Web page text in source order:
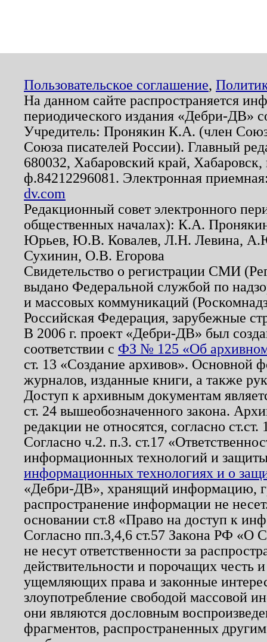
Пользовательское соглашение,
На данном сайте распространяется
периодического издания «Дебри-ДВ»
Учредитель: Пронякин К.А. (член
Союза писателей России). Главный
680032, Хабаровский край,
ф.84212296081. Электронная
dv.com
Редакционный совет электронного
общественных началах): К.А.
Юрьев, Ю.В. Ковалев, Л.Н. Левина,
Сухинин, О.В. Егорова
Свидетельство о регистрации СМИ
выдано Федеральной службой по
и массовых коммуникаций
Российская Федерация, зарубежные
В 2006 г. проект «Дебри-ДВ» был
соответствии с ФЗ № 125 «Об
ст. 13 «Создание архивов». Основной
журналов, изданные книги, а также
Доступ к архивным документам
ст. 24 вышеобозначенного закона.
редакции не относятся, согласно
Согласно ч.2. п.3. ст.17
информационных технологий и
информационных технологиях и о
«Дебри-ДВ», хранящий информацию,
распространение информации не
основании ст.8 «Право на доступ к
Согласно пп.3,4,6 ст.57 Закона РФ «О
не несут ответственности за
действительности и порочащих честь
ущемляющих права и законные
злоупотребление свободой массовой
они являются дословным
фрагментов, распространенных